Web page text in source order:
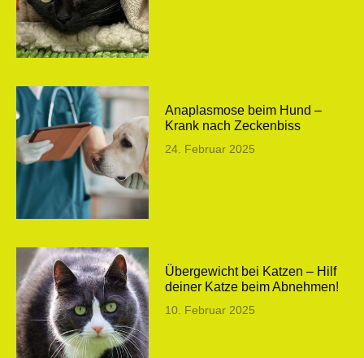
Anaplasmose beim Hund –
Krank nach Zeckenbiss
24. Februar 2025
Übergewicht bei Katzen – Hilf
deiner Katze beim Abnehmen!
10. Februar 2025